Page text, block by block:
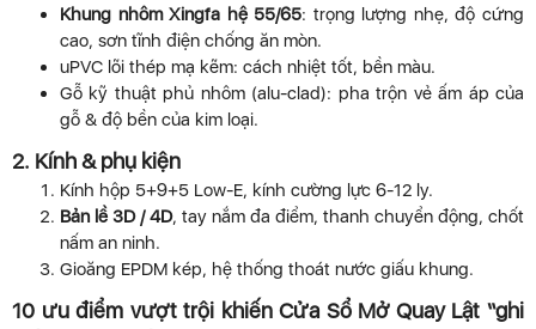
Khung nhôm Xingfa hệ 55/65: trọng lượng nhẹ, độ cứng
cao, sơn tĩnh điện chống ăn mòn.
uPVC lõi thép mạ kẽm: cách nhiệt tốt, bền màu.
Gỗ kỹ thuật phủ nhôm (alu-clad): pha trộn vẻ ấm áp của
gỗ & độ bền của kim loại.
2. Kính & phụ kiện
Kính hộp 5+9+5 Low-E, kính cường lực 6-12 ly.
Bản lề 3D / 4D, tay nắm đa điểm, thanh chuyển động, chốt
nấm an ninh.
Gioăng EPDM kép, hệ thống thoát nước giấu khung.
10 ưu điểm vượt trội khiến Cửa Sổ Mở Quay Lật “ghi